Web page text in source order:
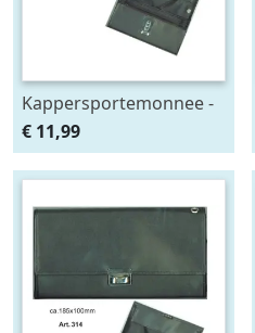
Kappersportemonnee -
geldbeurs - beurs
€ 11,99